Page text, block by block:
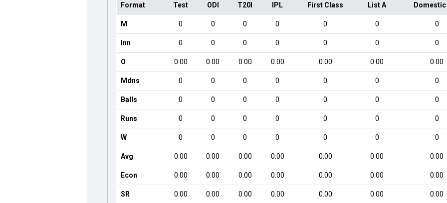
Format Test ODI T20I IPL First Class List A
M 0 0 0 0 0 0 0
Inn 0 0 0 0 0 0 0
O 0.00 0.00 0.00 0.00 0.00 0.00 0.00
Mdns 0 0 0 0 0 0 0
Balls 0 0 0 0 0 0 0
Runs 0 0 0 0 0 0 0
W 0 0 0 0 0 0 0
Avg 0.00 0.00 0.00 0.00 0.00 0.00 0.00
Econ 0.00 0.00 0.00 0.00 0.00 0.00 0.00
SR 0.00 0.00 0.00 0.00 0.00 0.00 0.00